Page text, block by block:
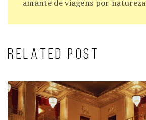
amante de viagens por natureza
RELATED POST